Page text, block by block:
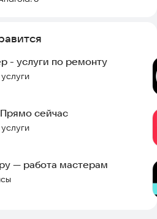
- услуги по ремонту
сейчас
— работа мастерам